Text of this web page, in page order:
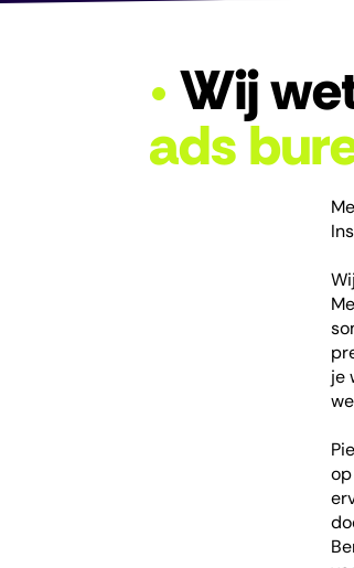
• Wij
ads
je